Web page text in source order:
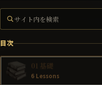
サイト内を検索
目次
01 基礎
6 Lessons